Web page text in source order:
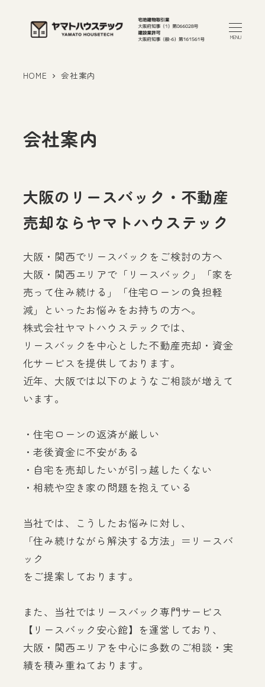
MENU
HOME 会社案内
会社案内
大阪のリースバック・不動産
売却ならヤマトハウステック
大阪・関西でリースバックをご検討の方へ
大阪・関西エリアで「リースバック」「家を
売って住み続ける」「住宅ローンの負担軽
減」といったお悩みをお持ちの方へ。
株式会社ヤマトハウステックでは、
リースバックを中心とした不動産売却・資金
化サービスを提供しております。
近年、大阪では以下のようなご相談が増えて
います。
・住宅ローンの返済が厳しい
・老後資金に不安がある
・自宅を売却したいが引っ越したくない
・相続や空き家の問題を抱えている
当社では、こうしたお悩みに対し、
「住み続けながら解決する方法」＝リースバ
ック
をご提案しております。
また、当社ではリースバック専門サービス
【リースバック安心館】を運営しており、
大阪・関西エリアを中心に多数のご相談・実
績を積み重ねております。